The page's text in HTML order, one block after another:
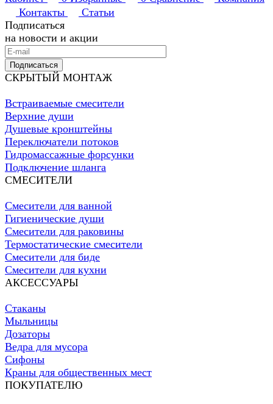
Контакты
Статьи
Подписаться
на новости и акции
Подписаться
СКРЫТЫЙ МОНТАЖ
Встраиваемые смесители
Верхние души
Душевые кронштейны
Переключатели потоков
Гидромассажные форсунки
Подключение шланга
СМЕСИТЕЛИ
Смесители для ванной
Гигиенические души
Смесители для раковины
Термостатические смесители
Смесители для биде
Смесители для кухни
АКСЕССУАРЫ
Стаканы
Мыльницы
Дозаторы
Ведра для мусора
Сифоны
Краны для общественных мест
ПОКУПАТЕЛЮ